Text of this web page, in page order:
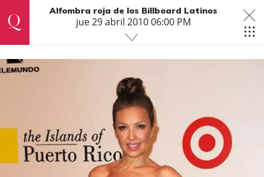
Alfombra roja de los Billboard Latinos
jue 29 abril 2010 06:00 PM